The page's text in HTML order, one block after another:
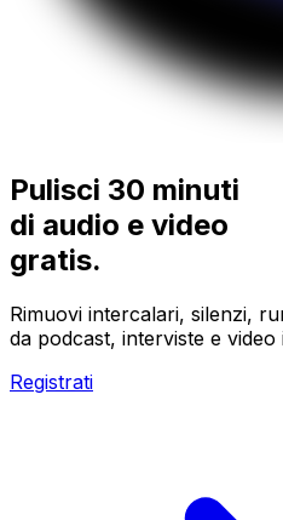
Pulisci 30 minuti
di audio e video
gratis.
Rimuovi intercalari, silenzi,
da podcast, interviste e video
Registrati